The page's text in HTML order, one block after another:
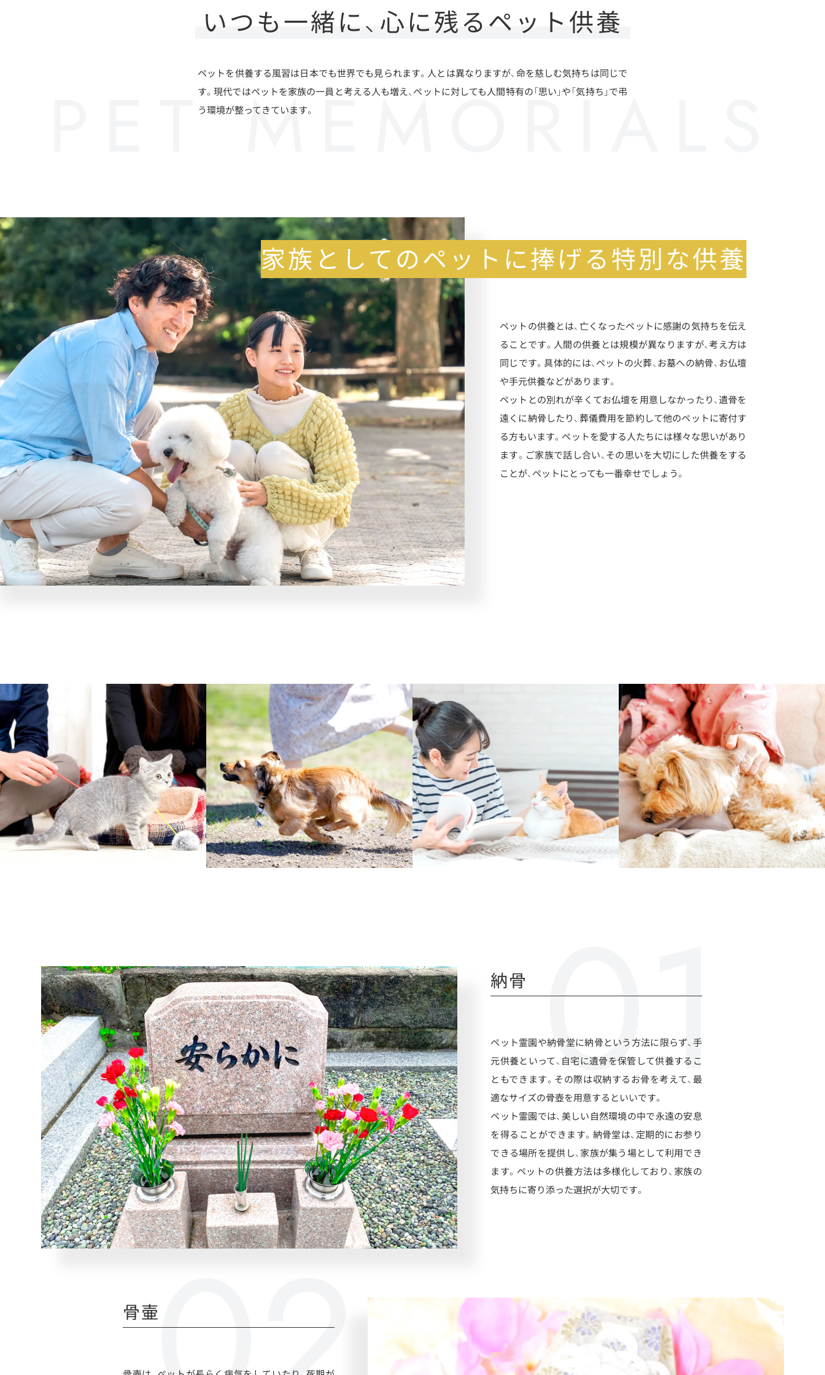
いつも一緒に、心に残るペット供養
ペットを供養する風習は日本でも世界でも見られます。人とは異なりますが、命を慈しむ気持ちは同じで
す。現代ではペットを家族の一員と考える人も増え、ペットに対しても人間特有の「思い」や「気持ち」で弔
う環境が整ってきています。
家族としてのペットに捧げる特別な供養
ペットの供養とは、亡くなったペットに感謝の気持ちを伝え
ることです。人間の供養とは規模が異なりますが、考え方は
同じです。具体的には、ペットの火葬、お墓への納骨、お仏壇
や手元供養などがあります。
ペットとの別れが辛くてお仏壇を用意しなかったり、遺骨を
遠くに納骨したり、葬儀費用を節約して他のペットに寄付す
る方もいます。ペットを愛する人たちには様々な思いがあり
ます。ご家族で話し合い、その思いを大切にした供養をする
ことが、ペットにとっても一番幸せでしょう。
納骨
ペット霊園や納骨堂に納骨という方法に限らず、手
元供養といって、自宅に遺骨を保管して供養するこ
ともできます。その際は収納するお骨を考えて、最
適なサイズの骨壺を用意するといいです。
ペット霊園では、美しい自然環境の中で永遠の安息
を得ることができます。納骨堂は、定期的にお参り
できる場所を提供し、家族が集う場として利用でき
ます。ペットの供養方法は多様化しており、家族の
気持ちに寄り添った選択が大切です。
骨壷